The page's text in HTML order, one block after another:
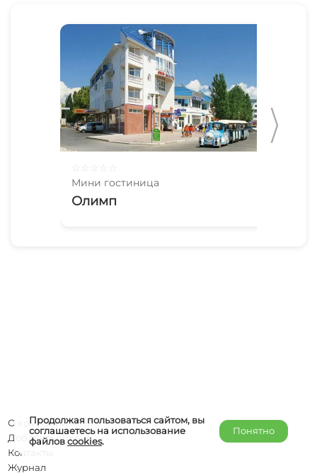
Мини гостиница
Олимп
Продолжая пользоваться сайтом, вы
соглашаетесь на использование
файловcookies.
Понятно
О компании
Добавить объект
Контакты
Журнал